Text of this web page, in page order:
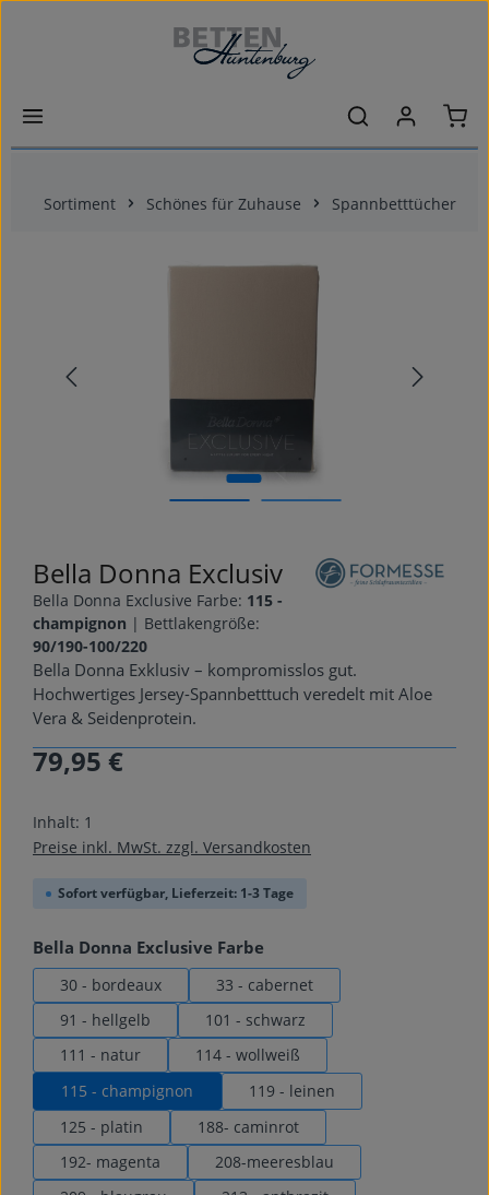
Zum Hauptinhalt springen
Sortiment Schönes für Zuhause Spannbetttücher
Bildergalerie überspringen
Bella Donna Exclusiv
Bella Donna Exclusive Farbe: 115 -
champignon | Bettlakengröße:
90/190-100/220
Bella Donna Exklusiv – kompromisslos gut.
Hochwertiges Jersey-Spannbetttuch veredelt mit Aloe
Vera & Seidenprotein.
Regulärer Preis:
79,95 €
Inhalt: 1
Preise inkl. MwSt. zzgl. Versandkosten
Sofort verfügbar, Lieferzeit: 1-3 Tage
Bella Donna Exclusive Farbe
30 - bordeaux
33 - cabernet
91 - hellgelb
101 - schwarz
111 - natur
114 - wollweiß
115 - champignon
119 - leinen
125 - platin
188- caminrot
192- magenta
208-meeresblau